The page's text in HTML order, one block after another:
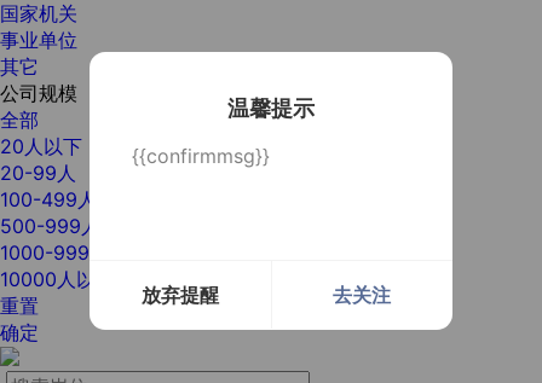
温馨提示
{{confirmmsg}}
放弃提醒 去关注
国家机关
事业单位
其它
公司规模
全部
20人以下
20-99人
100-499人
500-999人
1000-9999人
10000人以上
重置
确定